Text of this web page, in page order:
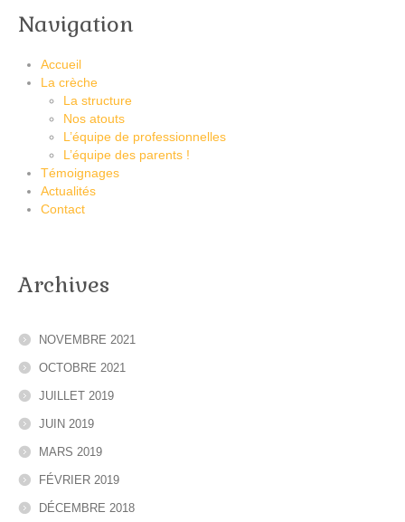
Navigation
Accueil
La crèche
La structure
Nos atouts
L’équipe de professionnelles
L’équipe des parents !
Témoignages
Actualités
Contact
Archives
NOVEMBRE 2021
OCTOBRE 2021
JUILLET 2019
JUIN 2019
MARS 2019
FÉVRIER 2019
DÉCEMBRE 2018